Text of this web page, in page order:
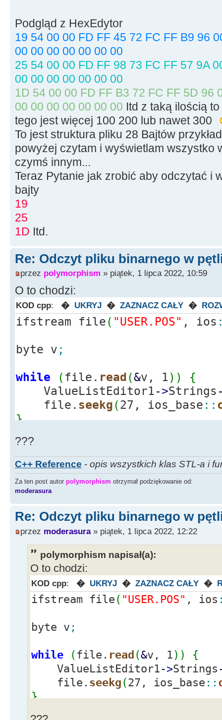
if (file.
size
file. seekg (
memblock
file.seekg(
file.read(
file.close();
// petla kolejnych
>Add(memblock[i]);
>Strings-
}
Edit34
Edit33 - > Text
" Bajtów";
delete
]
}
Edit34
Pliku!";
return;
}
Podgląd z HexEdytor
19 54 00 00 FD FF 45 72 FC FF B9 96
00 00 00 00 00 00 00
25 54 00 00 FD FF 98 73 FC FF 57 9A
00 00 00 00 00 00 00
1D 54 00 00 FD FF B3 72 FC FF 5D 96
00 00 00 00 00 00 00 Itd z taką ilością
tego jest więcej 100 200 lub nawet 300
To jest struktura pliku 28 Bajtów
powyżej czytam i wyświetlam wszystko
czymś innym...
Teraz Pytanie jak zrobić aby odczytać i
bajty
19
25
1D Itd.
Re: Odczyt pliku binarnego w
przez polymorphism » piątek, 1 lipca 2022, 10:59
O to chodzi:
KOD cpp: � UKRYJ � ZAZNACZ CAŁY �
ifstream file( "USER.POS" , ios
byte v ;
while ( file. read (&v, 1) )
{
ValueListEditor1->Strings
file. seekg(27, ios_base ::
}
???
C++ Reference - opis wszystkich klas STL-a i
Za ten post autor polymorphism otrzymał podziękowanie od:
moderasura
Re: Odczyt pliku binarnego w
przez moderasura» piątek, 1 lipca 2022, 12:22
polymorphism napisał(a):
O to chodzi:
KOD cpp: � UKRYJ � ZAZNACZ CAŁY �
ifstream file ( "USER.POS" , ios
byte v ;
while ( file. read (&v, 1 ) )
{
ValueListEditor1->Strings
file. seekg (27, ios_base ::
}